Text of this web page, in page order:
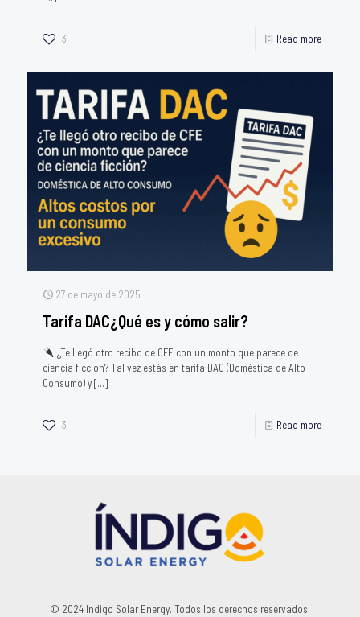
3 Read more
27 de mayo de 2025
Tarifa DAC¿Qué es y cómo salir?
¿Te llegó otro recibo de CFE con un monto que parece de
ciencia ficción? Tal vez estás en tarifa DAC (Doméstica de Alto
Consumo) y[…]
3 Read more
© 2024 Indigo Solar Energy. Todos los derechos reservados.